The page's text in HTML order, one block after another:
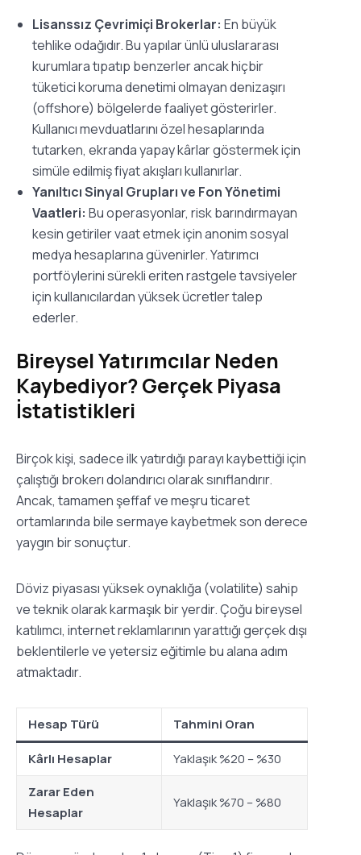
Lisanssız Çevrimiçi Brokerlar: En büyük
tehlike odağıdır. Bu yapılar ünlü uluslararası
kurumlara tıpatıp benzerler ancak hiçbir
tüketici koruma denetimi olmayan denizaşırı
(offshore) bölgelerde faaliyet gösterirler.
Kullanıcı mevduatlarını özel hesaplarında
tutarken, ekranda yapay kârlar göstermek için
simüle edilmiş fiyat akışları kullanırlar.
Yanıltıcı Sinyal Grupları ve Fon Yönetimi
Vaatleri: Bu operasyonlar, risk barındırmayan
kesin getiriler vaat etmek için anonim sosyal
medya hesaplarına güvenirler. Yatırımcı
portföylerini sürekli eriten rastgele tavsiyeler
için kullanıcılardan yüksek ücretler talep
ederler.
Bireysel Yatırımcılar Neden
Kaybediyor? Gerçek Piyasa
İstatistikleri
Birçok kişi, sadece ilk yatırdığı parayı kaybettiği için
çalıştığı brokerı dolandırıcı olarak sınıflandırır.
Ancak, tamamen şeffaf ve meşru ticaret
ortamlarında bile sermaye kaybetmek son derece
yaygın bir sonuçtur.
Döviz piyasası yüksek oynaklığa (volatilite) sahip
ve teknik olarak karmaşık bir yerdir. Çoğu bireysel
katılımcı, internet reklamlarının yarattığı gerçek dışı
beklentilerle ve yetersiz eğitimle bu alana adım
atmaktadır.
Hesap Türü Tahmini Oran
Kârlı Hesaplar
Yaklaşık %20 – %30
Zarar Eden
Hesaplar
Yaklaşık %70 – %80